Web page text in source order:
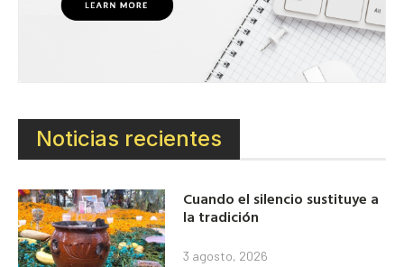
Noticias recientes
Cuando el silencio sustituye a
la tradición
3 agosto, 2026